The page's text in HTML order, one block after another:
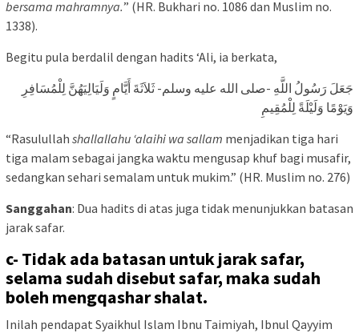
bersama mahramnya.” (HR. Bukhari no. 1086 dan Muslim no.
1338).
Begitu pula berdalil dengan hadits ‘Ali, ia berkata,
جَعَلَ رَسُولُ اللَّهِ -صلى الله عليه وسلم- ثَلاَثَةَ أَيَّامٍ وَلَيَالِيَهُنَّ لِلْمُسَافِرِ
وَيَوْمًا وَلَيْلَةً لِلْمُقِيمِ
“Rasulullah shallallahu ‘alaihi wa sallam menjadikan tiga hari
tiga malam sebagai jangka waktu mengusap khuf bagi musafir,
sedangkan sehari semalam untuk mukim.” (HR. Muslim no. 276)
Sanggahan: Dua hadits di atas juga tidak menunjukkan batasan
jarak safar.
c- Tidak ada batasan untuk jarak safar,
selama sudah disebut safar, maka sudah
boleh mengqashar shalat.
Inilah pendapat Syaikhul Islam Ibnu Taimiyah, Ibnul Qayyim